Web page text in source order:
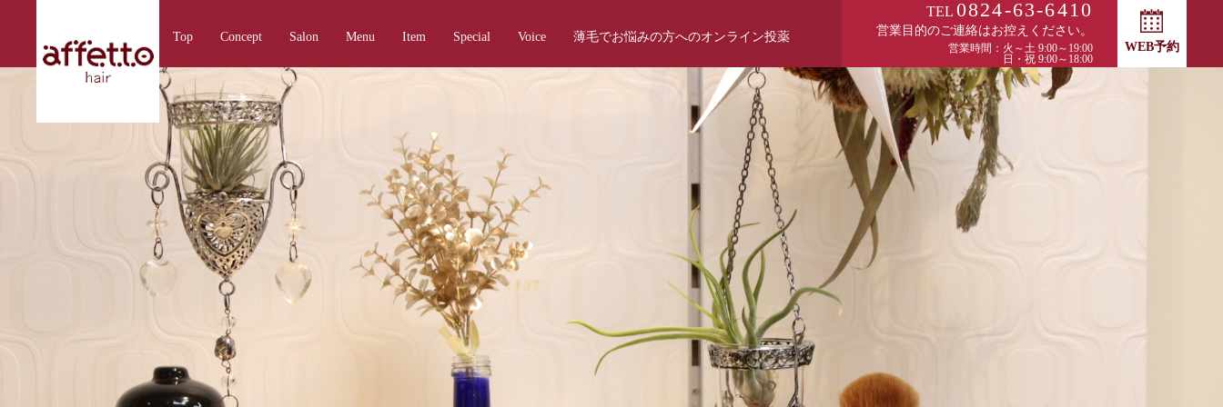
Top Concept Salon Menu Item Special Voice 薄毛でお悩みの方へのオンライン投薬
TEL 0824-63-6410
営業目的のご連絡はお控えください。
営業時間：火～土 9:00～19:00
日・祝 9:00～18:00
WEB予約